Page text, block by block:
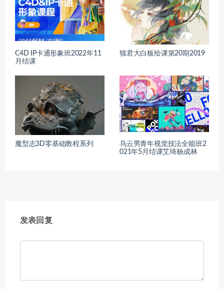
C4D IP卡通形象班2022年11
月结课
猫君大白板绘课第20期2019
魔型志3D零基础教程系列
乌云男青年视觉技法全能班2
021年5月结课艾琦杨成林
发表回复